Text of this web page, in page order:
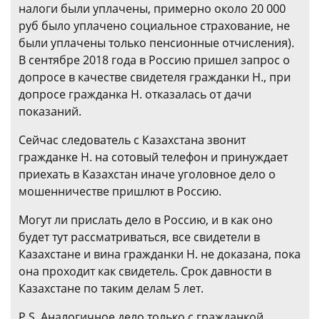
налоги были уплачены, примерно около 20 000
руб было уплачено социальное страхование, не
были уплачены только пенсионные отчисления).
В сентябре 2018 года в Россию пришел запрос о
допросе в качестве свидетеля гражданки Н., при
допросе гражданка Н. отказалась от дачи
показаний.
Сейчас следователь с Казахстана звонит
гражданке Н. на сотовый телефон и принуждает
приехать в Казахстан иначе уголовное дело о
мошенничестве пришлют в Россию.
Могут ли прислать дело в Россию, и в как оно
будет тут рассматриваться, все свидетели в
Казахстане и вина гражданки Н. не доказана, пока
она проходит как свидетель. Срок давности в
Казахстане по таким делам 5 лет.